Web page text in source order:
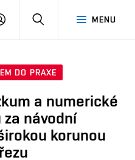
MENU
PŘIHLÁSIT
DO PRAXE
a numerické
návodní
korunou